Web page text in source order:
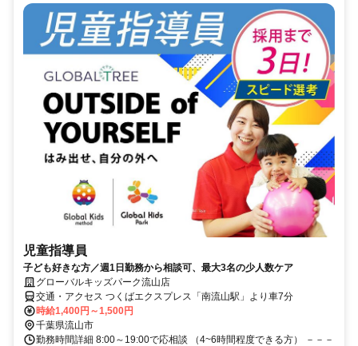
児童指導員
子ども好きな方／週1日勤務から相談可、最大3名の少人数ケア
グローバルキッズパーク流山店
交通・アクセス つくばエクスプレス「南流山駅」より車7分
時給1,400円～1,500円
千葉県流山市
勤務時間詳細 8:00～19:00で応相談 （4~6時間程度できる方） －－－